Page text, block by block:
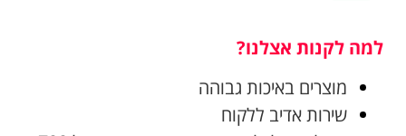
למה לקנות אצלנו?
מוצרים באיכות גבוהה
שירות אדיב ללקוח